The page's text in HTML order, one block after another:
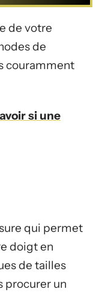
de votre
de
couramment
si une
qui permet
doigt en
de tailles
procurer un